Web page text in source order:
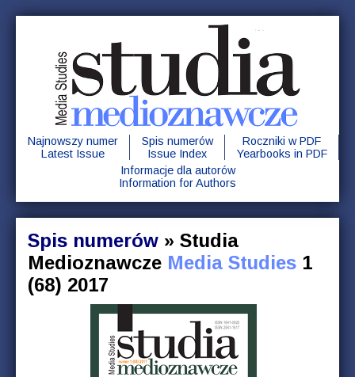
Najnowszy numer
Latest Issue
Spis numerów
Issue Index
Roczniki w PDF
Yearbooks in PDF
Informacje dla autorów
Information for Authors
Spis numerów » Studia
Medioznawcze Media Studies 1
(68) 2017